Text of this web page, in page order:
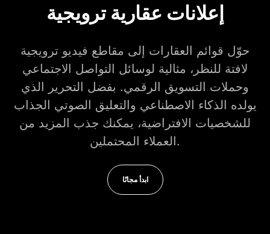
إعلانات عقارية ترويجية
حوّل قوائم العقارات إلى مقاطع فيديو ترويجية
لافتة للنظر، مثالية لوسائل التواصل الاجتماعي
وحملات التسويق الرقمي. بفضل التحرير الذي
يولده الذكاء الاصطناعي والتعليق الصوتي الجذاب
للشخصيات الافتراضية، يمكنك جذب المزيد من
العملاء المحتملين.
ابدأ مجانًا